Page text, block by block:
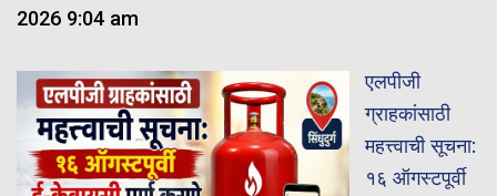
2026 9:04 am
एलपीजी
ग्राहकांसाठी
महत्त्वाची सूचना:
१६ ऑगस्टपूर्वी